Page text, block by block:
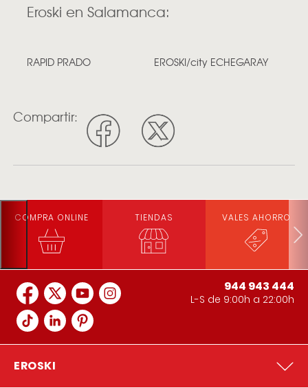
Eroski en Salamanca:
RAPID PRADO EROSKI/city ECHEGARAY
Compartir:
COMPRA ONLINE TIENDAS VALES AHORRO
944 943 444
L-S de 9:00h a 22:00h
EROSKI